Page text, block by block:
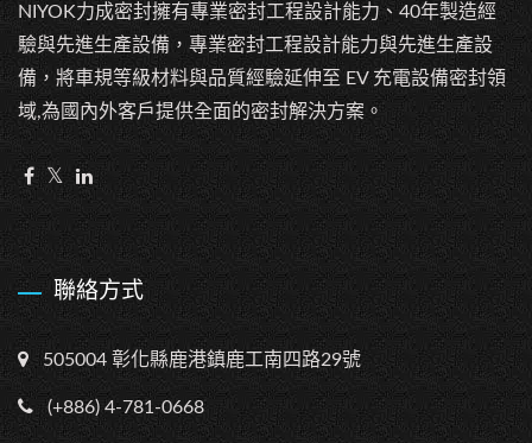
NIYOK力成密封擁有專業密封工程設計能力、40年製造經
驗與先進生產設備，專業密封工程設計能力與先進生產設
備，將車規等級材料與品質經驗延伸至 EV 充電設備密封領
域,為國內外客戶提供全面的密封解決方案。
聯絡方式
505004 彰化縣鹿港鎮鹿工南四路29號
(+886) 4-781-0668